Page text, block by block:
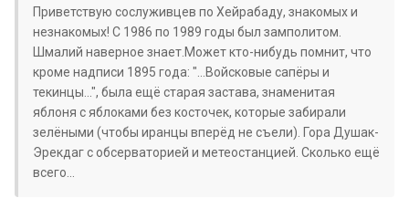
Приветствую сослуживцев по Хейрабаду, знакомых и
незнакомых! С 1986 по 1989 годы был замполитом.
Шмалий наверное знает.Может кто-нибудь помнит, что
кроме надписи 1895 года: "...Войсковые сапёры и
текинцы...", была ещё старая застава, знаменитая
яблоня с яблоками без косточек, которые забирали
зелёными (чтобы иранцы вперёд не съели). Гора Душак-
Эрекдаг с обсерваторией и метеостанцией. Сколько ещё
всего...